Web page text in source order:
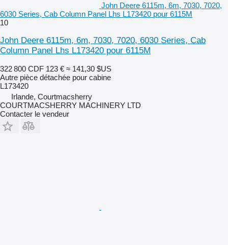
John Deere 6115m, 6m, 7030, 7020,
6030 Series, Cab Column Panel Lhs L173420 pour 6115M
10
John Deere 6115m, 6m, 7030, 7020, 6030 Series, Cab
Column Panel Lhs L173420 pour 6115M
322 800 CDF 123 € ≈ 141,30 $US
Autre pièce détachée pour cabine
L173420
Irlande, Courtmacsherry
COURTMACSHERRY MACHINERY LTD
Contacter le vendeur